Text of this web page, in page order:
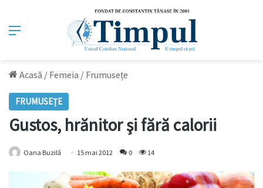
Meniu
Acasă / Femeia / Frumusețe
FRUMUSEȚE
Gustos, hrănitor şi fără calorii
Oana Buzilă 15 mai 2012 0 14